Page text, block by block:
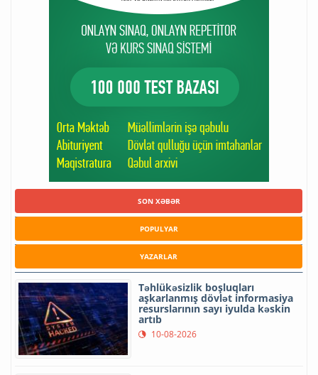
SON XƏBƏR
POPULYAR
YAZARLAR
Təhlükəsizlik boşluqları
aşkarlanmış dövlət informasiya
resurslarının sayı iyulda kəskin
artıb
10-08-2026